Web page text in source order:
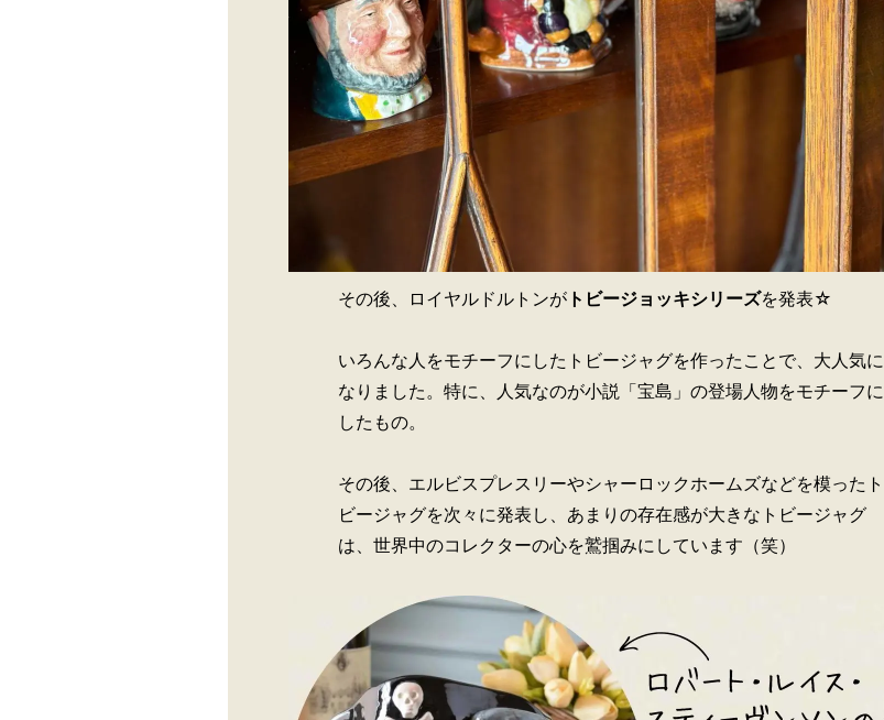
その後、ロイヤルドルトンが トビージョッキシリーズを発表☆
いろんな人をモチーフにしたトビージャグを作ったことで、大人気に
なりました。特に、人気なのが小説「宝島」の登場人物をモチーフに
したもの。
その後、エルビスプレスリーやシャーロックホームズなどを模ったト
ビージャグを次々に発表し、あまりの存在感が大きなトビージャグ
は、世界中のコレクターの心を鷲掴みにしています（笑）